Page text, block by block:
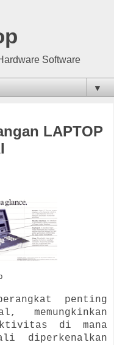
Software
▼
LAPTOP
penting
memungkinkan
di mana
diperkenalkan